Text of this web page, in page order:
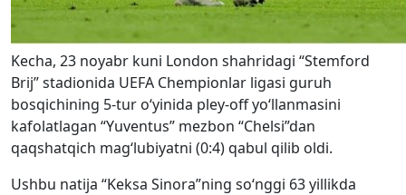
Kecha, 23 noyabr kuni London shahridagi “Stemford
Brij” stadionida UEFA Chempionlar ligasi guruh
bosqichining 5-tur o‘yinida pley-off yo‘llanmasini
kafolatlagan “Yuventus” mezbon “Chelsi”dan
qaqshatqich mag‘lubiyatni (0:4) qabul qilib oldi.
Ushbu natija “Keksa Sinora”ning so‘nggi 63 yillikda